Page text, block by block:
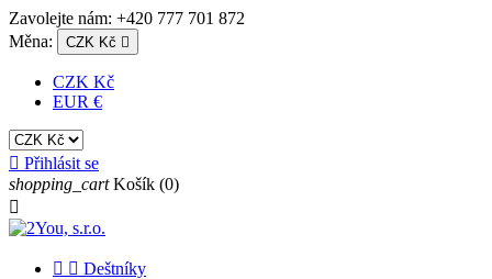
Zavolejte nám: +420 777 701 872
Měna:
CZK Kč 
CZK Kč
EUR €
 Přihlásit se
shopping_cart Košík (0)

  Deštníky